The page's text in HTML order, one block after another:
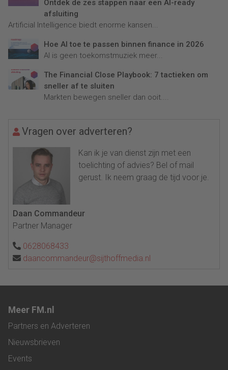
Ontdek de zes stappen naar een AI-ready
afsluiting
Artificial Intelligence biedt enorme kansen...
Hoe AI toe te passen binnen finance in 2026
AI is geen toekomstmuziek meer...
The Financial Close Playbook: 7 tactieken om
sneller af te sluiten
Markten bewegen sneller dan ooit....
Vragen over adverteren?
Kan ik je van dienst zijn met een
toelichting of advies? Bel of mail
gerust. Ik neem graag de tijd voor je.
Daan Commandeur
Partner Manager
0628068433
daancommandeur@sijthoffmedia.nl
Meer FM.nl
Partners en Adverteren
Nieuwsbrieven
Events